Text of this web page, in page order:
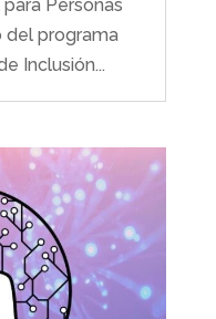
Personas
del programa
Inclusión...